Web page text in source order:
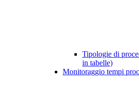
Tipologie di
in tabelle)
Monitoraggio tempi